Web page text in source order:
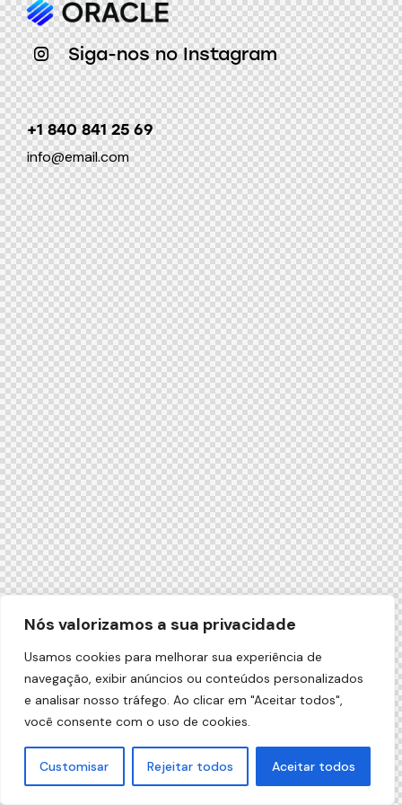
Nós valorizamos a sua privacidade
Usamos cookies para melhorar sua experiência de
navegação, exibir anúncios ou conteúdos personalizados
e analisar nosso tráfego. Ao clicar em "Aceitar todos",
você consente com o uso de cookies.
Customisar Rejeitar todos Aceitar todos
Siga-nos no Instagram
+1 840 841 25 69
info@email.com